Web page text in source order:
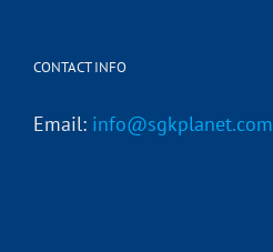
CONTACT INFO
Email: info@sgkplanet.com